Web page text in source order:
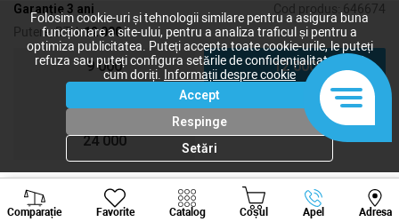
Garanție 3 ani Cod produs: 646674
Putere, BTU:12 000
9 000 12 000
24 000
34 400 lei
Comparație Favorite Catalog Coșul Apel Adresa
Viber Whatsapp
Folosim cookie-uri și tehnologii similare pentru a asigura buna
funcționare a site-ului, pentru a analiza traficul și pentru a
optimiza publicitatea. Puteți accepta toate cookie-urile, le puteți
refuza sau puteți configura setările de confidențialitate după
cum doriți.
Informații despre cookie
Accept
Respinge
Setări